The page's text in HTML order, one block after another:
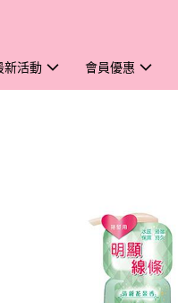
新活動 會員優惠